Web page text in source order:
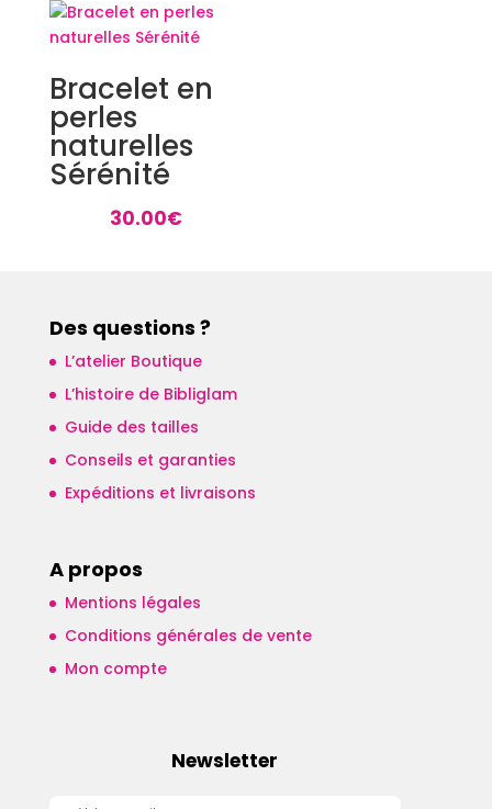
Bracelet en
perles
naturelles
Sérénité
30.00€
Des questions ?
L’atelier Boutique
L’histoire de Bibliglam
Guide des tailles
Conseils et garanties
Expéditions et livraisons
A propos
Mentions légales
Conditions générales de vente
Mon compte
Newsletter